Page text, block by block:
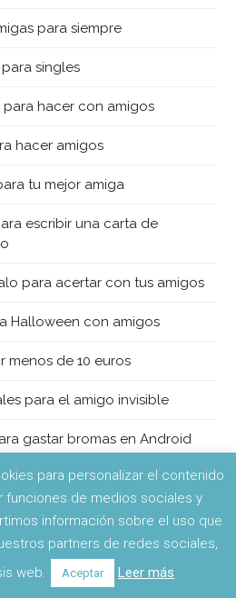
para siempre
singles
hacer con amigos
hacer amigos
tu mejor amiga
escribir una carta de
para acertar con tus amigos
Halloween con amigos
menos de 10 euros
para el amigo invisible
gastar bromas en Android
a gente
de póker para jugar póker
de póker para jugar con amigos
para personalizar el contenido
funciones de medios sociales y
información sobre el uso que
partners de redes sociales,
web.
Aceptar Leer más